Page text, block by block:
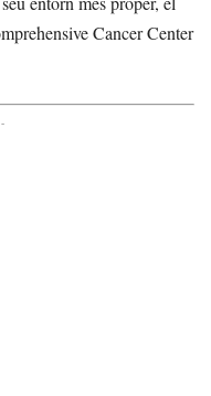
Cancer Center